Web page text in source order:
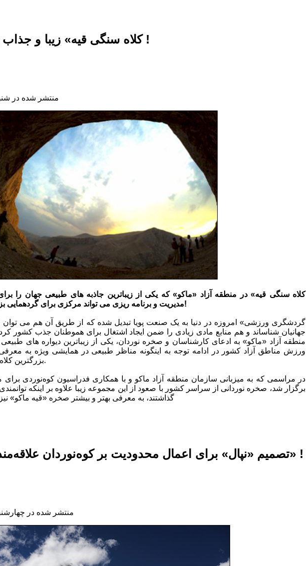
«کلاه سنگی قیه» زیبا و جذاب برای صخره‌نوردی !
منتشر شده در شنبه, 11 مهر 1394
مدیریت و برنامه ریزی می تواند مرکزی برای گردهمایی بزرگان صخره‌نوردی جهان شود!
جهانیان شناساند و هم منابع مادی زیادی را ضمن ایجاد اشتغال برای هموطنان جذب کشور
منطقه آزاد «ماکو» به ادعای کارشناسان و صخره نوردان، یکی از زیباترین دیواره های
ورزش مناطق آزاد کشور در ادامه توجه به اینگونه مناظر طبیعی در همایشی ویژه به
بزرگترین کلاه سنگی جهان است، اقدام کرد.
در مراسمی که به میزبانی سازمان منطقه آزاد ماکو و با همکاری فدراسیون کوه‌نوردی
برگزار شد، صخره نوردانی از سراسر کشور با صعود از این مجموعه زیبا علاوه بر اینکه
گذاشتند، به معرفی بهتر و بیشتر صخره «قیه ماکو»
تصمیم «نپال» برای اعمال محدودیت بر کوه‌نوردان علاقه‌مند به صعود «اورست» !
منتشر شده در چهارشنبه, 08 مهر 1394